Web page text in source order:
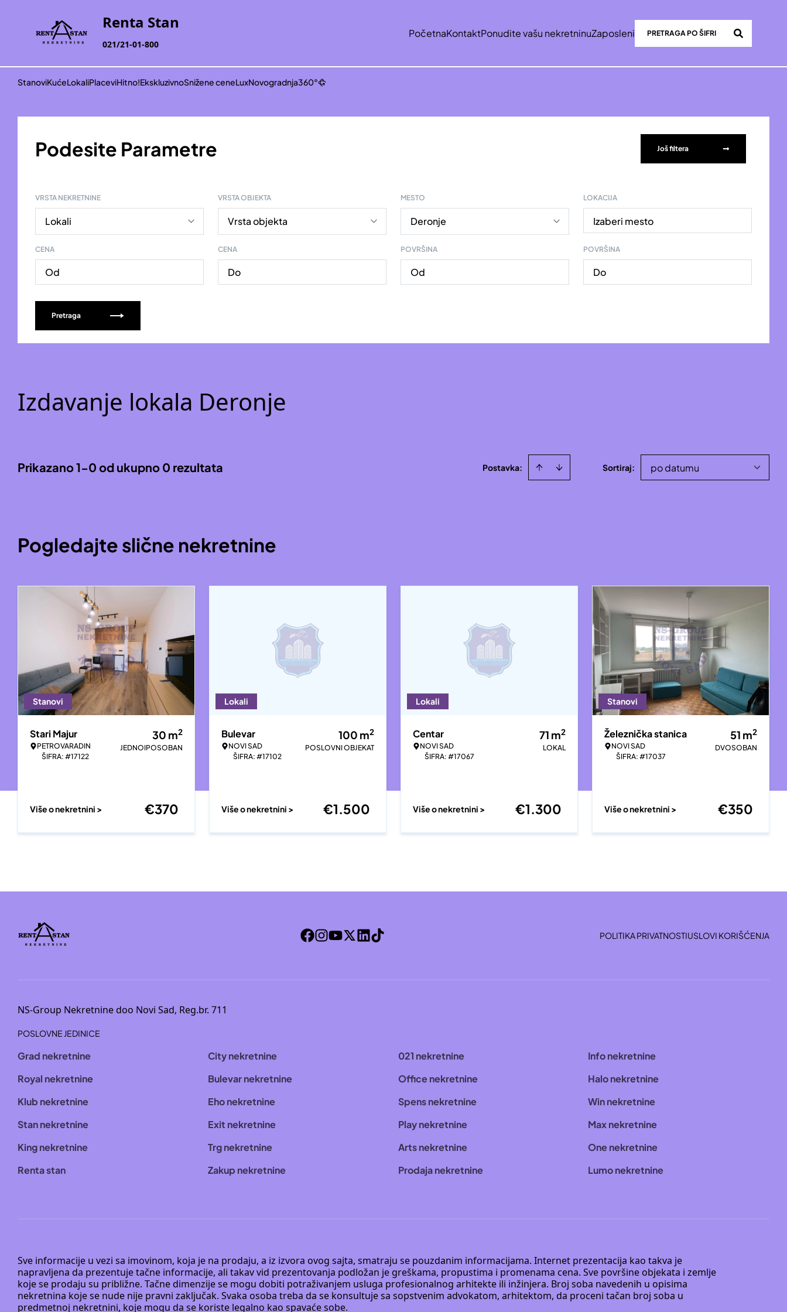
Renta Stan
021/21-01-800
PočetnaKontaktPonudite vašu nekretninuZaposleni
StanoviKućeLokaliPlaceviHitno!EkskluzivnoSnižene ceneLuxNovogradnja360°
Podesite Parametre Još filtera
VRSTA NEKRETNINE VRSTA OBJEKTA MESTO LOKACIJA
Izaberi mesto
CENA CENA POVRŠINA POVRŠINA
Pretraga
Izdavanje lokala Deronje
Prikazano 1-0 od ukupno 0 rezultata Postavka: Sortiraj: po datumu
Pogledajte slične nekretnine
Stanovi
Stari Majur
PETROVARADIN
ŠIFRA: #17122
30 m2
JEDNOIPOSOBAN
Više o nekretnini > €370
Lokali
Bulevar
NOVI SAD
ŠIFRA: #17102
100 m2
POSLOVNI OBJEKAT
Više o nekretnini > €1.500
Lokali
Centar
NOVI SAD
ŠIFRA: #17067
71 m2
LOKAL
Više o nekretnini > €1.300
Stanovi
Železnička stanica
NOVI SAD
ŠIFRA: #17037
51 m2
DVOSOBAN
Više o nekretnini > €350
POLITIKA PRIVATNOSTIUSLOVI KORIŠĆENJA
Sve informacije u vezi sa imovinom, koja je na prodaju, a iz izvora ovog sajta, smatraju se pouzdanim informacijama. Internet prezentacija kao takva je
napravljena da prezentuje tačne informacije, ali takav vid prezentovanja podložan je greškama, propustima i promenama cena. Sve površine objekata i zemlje
koje se prodaju su približne. Tačne dimenzije se mogu dobiti potraživanjem usluga profesionalnog arhitekte ili inžinjera. Broj soba navedenih u opisima
nekretnina koje se nude nije pravni zaključak. Svaka osoba treba da se konsultuje sa sopstvenim advokatom, arhitektom, da proceni tačan broj soba u
predmetnoj nekretnini, koje mogu da se koriste legalno kao spavaće sobe.
NS-Group Nekretnine doo Novi Sad, Reg.br. 711
POSLOVNE JEDINICE
Grad nekretnine City nekretnine 021 nekretnine
Info nekretnine
Royal nekretnine
Bulevar nekretnine Office nekretnine
Halo nekretnine
Klub nekretnine
Eho nekretnine Spens nekretnine
Win nekretnine
Stan nekretnine
Exit nekretnine Play nekretnine
Max nekretnine
King nekretnine
Trg nekretnine Arts nekretnine
One nekretnine
Renta stan
Zakup nekretnine Prodaja nekretnine Lumo nekretnine